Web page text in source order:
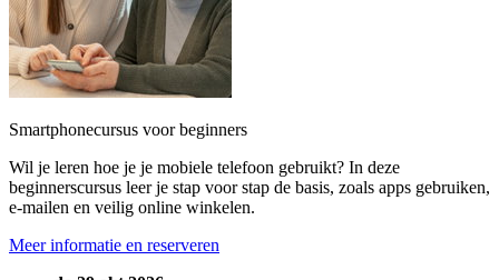
Smartphonecursus voor beginners
Wil je leren hoe je je mobiele telefoon gebruikt? In deze
beginnerscursus leer je stap voor stap de basis, zoals apps gebruiken,
e-mailen en veilig online winkelen.
Meer informatie en reserveren